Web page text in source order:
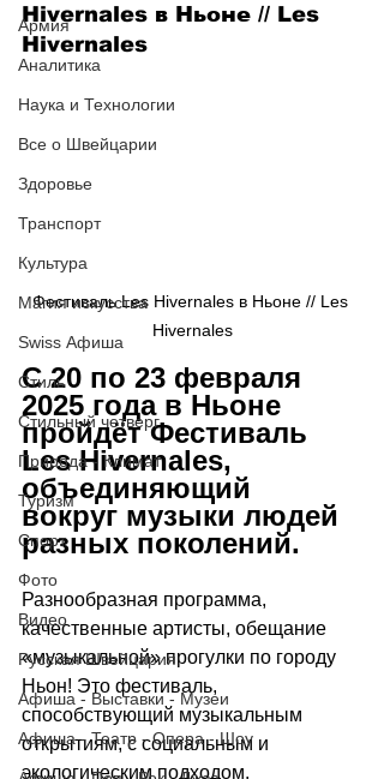
Армия
Аналитика
Наука и Технологии
Все о Швейцарии
Здоровье
Транспорт
Культура
Магия искусства
Swiss Афиша
Стиль
Стильный четверг
Природа - Климат
Туризм
Спорт
Фото
Видео
Русская Швейцария
Афиша - Выставки - Музеи
Афиша - Театр - Опера - Шоу
Hivernales в Ньоне // Les
Hivernales
Фестиваль Les Hivernales в Ньоне // Les
Hivernales
С 20 по 23 февраля
2025 года в Ньоне
пройдёт Фестиваль
Les Hivernales,
объединяющий
вокруг музыки людей
разных поколений.
Разнообразная программа,
качественные артисты, обещание
«музыкальной» прогулки по городу
Ньон! Это фестиваль,
способствующий музыкальным
открытиям, с социальным и
экологическим подходом.